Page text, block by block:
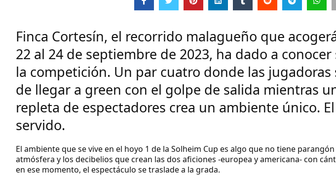
Finca Cortesín, el recorrido malagueño que
22 al 24 de septiembre de 2023, ha dado a
la competición. Un par cuatro donde las
de llegar a green con el golpe de salida mientras
repleta de espectadores crea un ambiente único.
servido.
El ambiente que se vive en el hoyo 1 de la Solheim Cup es algo que no tiene
atmósfera y los decibelios que crean las dos aficiones -europea y americana- con
en ese momento, el espectáculo se traslade a la grada.